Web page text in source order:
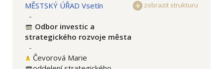
zobrazit strukturu
MĚSTSKÝ ÚŘAD Vsetín
-
Odbor investic a
strategického rozvoje města
-
Čevorová Marie